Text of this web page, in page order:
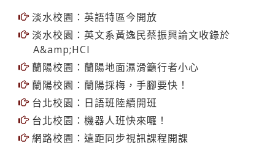
淡水校園：英語特區今開放
淡水校園：英文系黃逸民蔡振興論文收錄於
A&amp;HCI
蘭陽校園：蘭陽地面濕滑籲行者小心
蘭陽校園：蘭陽採梅，手腳要快！
台北校園：日語班陸續開班
台北校園：機器人班快來囉！
網路校園：遠距同步視訊課程開課